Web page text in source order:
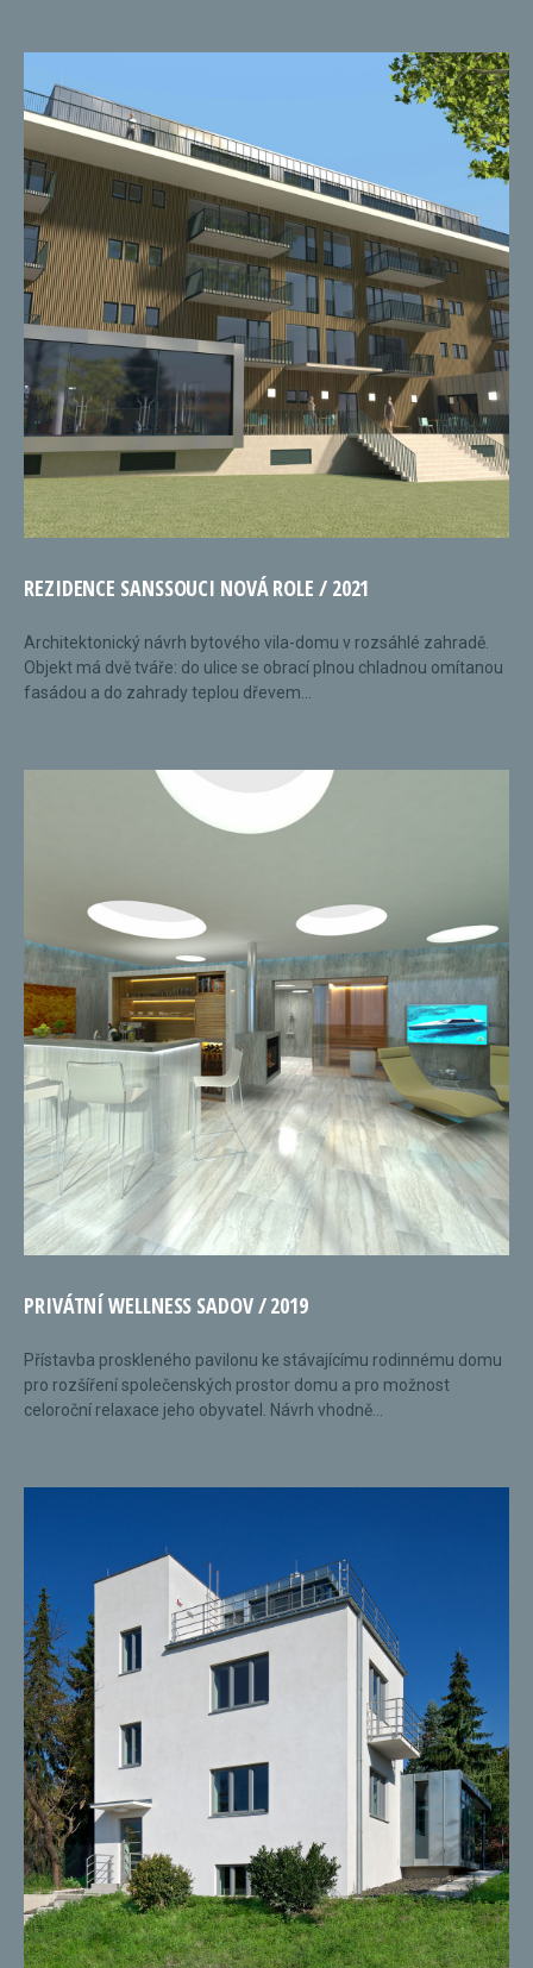
REZIDENCE SANSSOUCI NOVÁ ROLE / 2021
Architektonický návrh bytového vila-domu v rozsáhlé zahradě.
Objekt má dvě tváře: do ulice se obrací plnou chladnou omítanou
fasádou a do zahrady teplou dřevem...
PRIVÁTNÍ WELLNESS SADOV / 2019
Přístavba proskleného pavilonu ke stávajícímu rodinnému domu
pro rozšíření společenských prostor domu a pro možnost
celoroční relaxace jeho obyvatel. Návrh vhodně...